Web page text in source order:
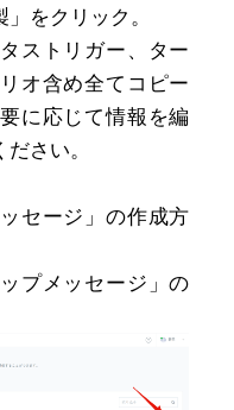
をクリック。
ストリガー、ター
オ含め全てコピー
に応じて情報を編
さい。
セージ」の作成方
プメッセージ」の